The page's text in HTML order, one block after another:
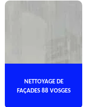
NETTOYAGE DE
FAÇADES 88 VOSGES